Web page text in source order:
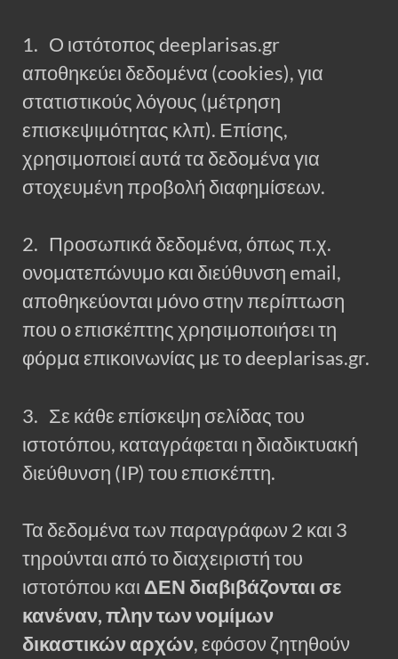
1. Ο ιστότοπος deeplarisas.gr
αποθηκεύει δεδομένα (cookies), για
στατιστικούς λόγους (μέτρηση
επισκεψιμότητας κλπ). Επίσης,
χρησιμοποιεί αυτά τα δεδομένα για
στοχευμένη προβολή διαφημίσεων.
2. Προσωπικά δεδομένα, όπως π.χ.
ονοματεπώνυμο και διεύθυνση email,
αποθηκεύονται μόνο στην περίπτωση
που ο επισκέπτης χρησιμοποιήσει τη
φόρμα επικοινωνίας με το deeplarisas.gr.
3. Σε κάθε επίσκεψη σελίδας του
ιστοτόπου, καταγράφεται η διαδικτυακή
διεύθυνση (IP) του επισκέπτη.
Τα δεδομένα των παραγράφων 2 και 3
τηρούνται από το διαχειριστή του
ιστοτόπου και ΔΕΝ διαβιβάζονται σε
κανέναν, πλην των νομίμων
δικαστικών αρχών, εφόσον ζητηθούν